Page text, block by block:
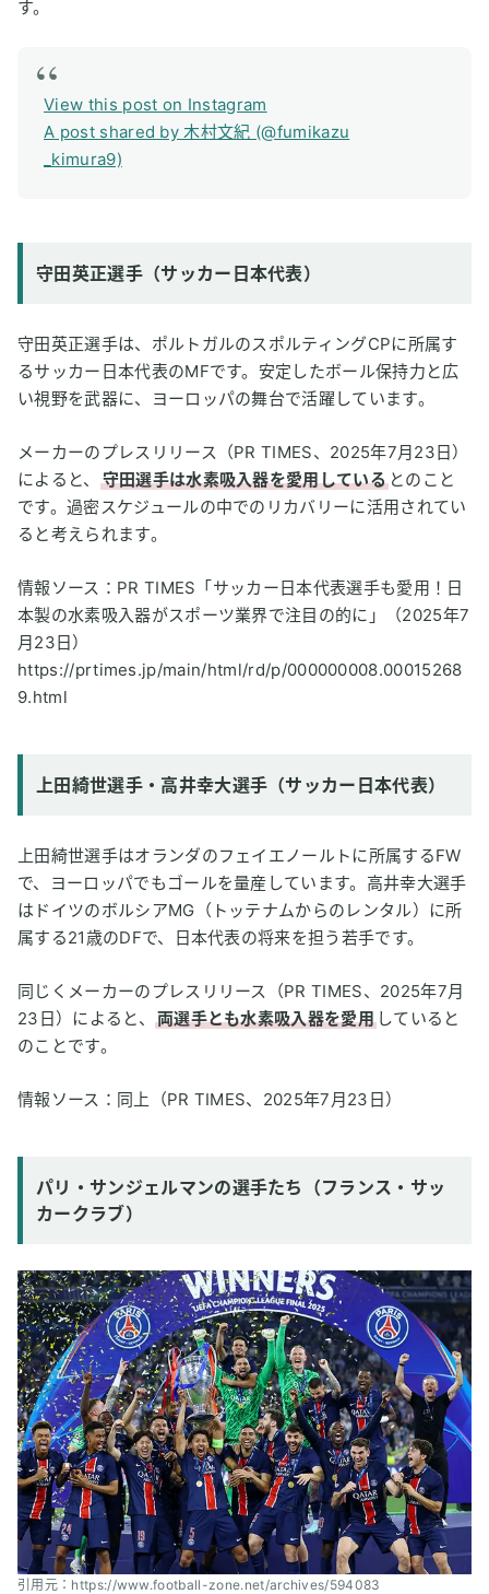
す。
View this post on Instagram
A post shared by 木村文紀 (@fumikazu
_kimura9)
守田英正選手（サッカー日本代表）
守田英正選手は、ポルトガルのスポルティングCPに所属す
るサッカー日本代表のMFです。安定したボール保持力と広
い視野を武器に、ヨーロッパの舞台で活躍しています。
メーカーのプレスリリース（PR TIMES、2025年7月23日）
によると、
守田選手は水素吸入器を愛用している とのこと
です。過密スケジュールの中でのリカバリーに活用されてい
ると考えられます。
情報ソース：PR TIMES「サッカー日本代表選手も愛用！日
本製の水素吸入器がスポーツ業界で注目の的に」（2025年7
月23日）
https://prtimes.jp/main/html/rd/p/000000008.00015268
9.html
上田綺世選手・高井幸大選手（サッカー日本代表）
上田綺世選手はオランダのフェイエノールトに所属するFW
で、ヨーロッパでもゴールを量産しています。高井幸大選手
はドイツのボルシアMG（トッテナムからのレンタル）に所
属する21歳のDFで、日本代表の将来を担う若手です。
同じくメーカーのプレスリリース（PR TIMES、2025年7月
23日）によると、
両選手とも水素吸入器を愛用 していると
のことです。
情報ソース：同上（PR TIMES、2025年7月23日）
パリ・サンジェルマンの選手たち（フランス・サッ
カークラブ）
引用元：https://www.football-zone.net/archives/594083